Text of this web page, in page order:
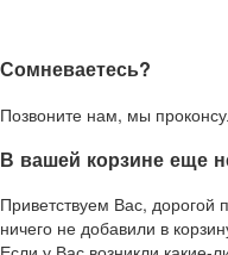
Сомневаетесь?
Позвоните нам, мы
В вашей корзине еще
Приветствуем Вас,
ничего не добавили в